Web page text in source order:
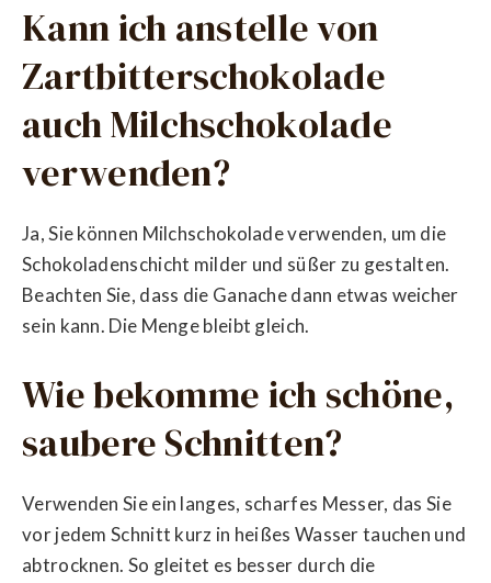
Kann ich anstelle von
Zartbitterschokolade
auch Milchschokolade
verwenden?
Ja, Sie können Milchschokolade verwenden, um die
Schokoladenschicht milder und süßer zu gestalten.
Beachten Sie, dass die Ganache dann etwas weicher
sein kann. Die Menge bleibt gleich.
Wie bekomme ich schöne,
saubere Schnitten?
Verwenden Sie ein langes, scharfes Messer, das Sie
vor jedem Schnitt kurz in heißes Wasser tauchen und
abtrocknen. So gleitet es besser durch die